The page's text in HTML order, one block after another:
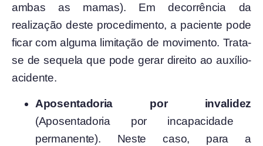
ambas as mamas). Em decorrência da
realização deste procedimento, a paciente pode
ficar com alguma limitação de movimento. Trata-
se de sequela que pode gerar direito ao auxílio-
acidente.
Aposentadoria por invalidez
(Aposentadoria por incapacidade
permanente). Neste caso, para a